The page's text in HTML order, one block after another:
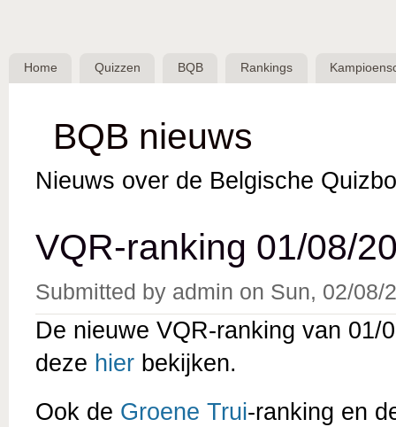
Belgische
QuizBond
vzw
Home Quizzen BQB Rankings
BQB nieuws
Nieuws over de Belgische
VQR-ranking 01/08/
Submitted by admin on Sun, 02/08/
De nieuwe VQR-ranking van 01/
deze hier bekijken.
Ook de Groene Trui-ranking en